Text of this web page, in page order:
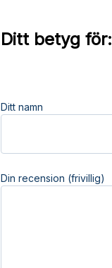
Ditt betyg för:
Ditt namn
Din recension (frivillig)